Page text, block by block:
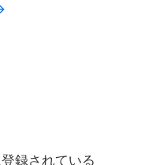
録されている​